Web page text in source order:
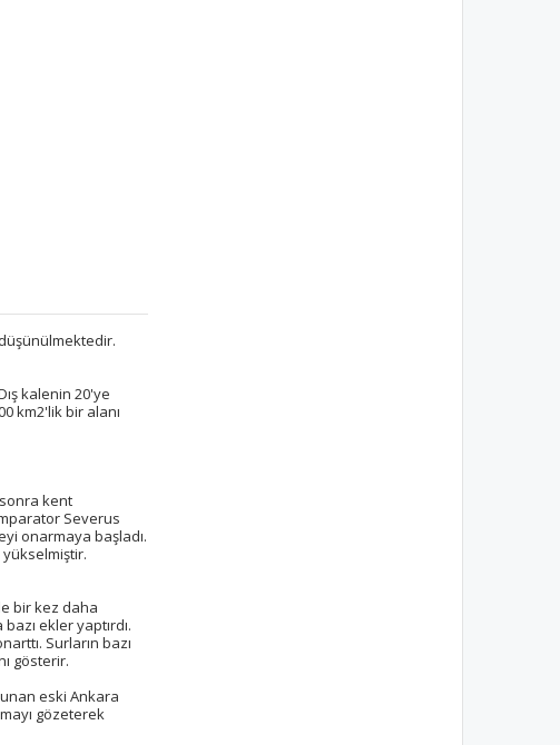
kalenin 20'ye
km2'lik bir alanı
sonra kent
Severus
onarmaya başladı.
yükselmiştir.
bir kez daha
ekler yaptırdı.
Surların bazı
gösterir.
eski Ankara
gözeterek